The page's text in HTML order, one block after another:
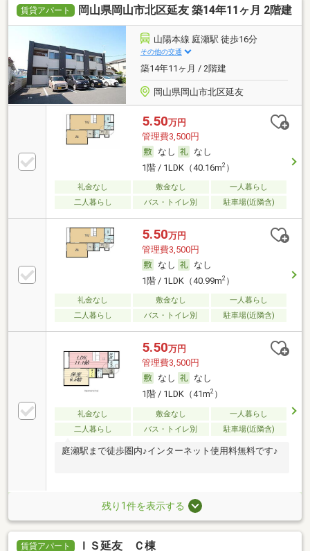
賃貸アパート 岡山県岡山市北区延友 築14年11ヶ月 2階建
山陽本線 庭瀬駅 徒歩16分
その他の交通
築14年11ヶ月 / 2階建
岡山県岡山市北区延友
5.50万円
管理費3,500円
なし
なし
1階 / 1LDK（40.16m2）
礼金なし 敷金なし
一人暮らし
二人暮らし
バス・トイレ別 駐車場(近隣含)
5.50万円
管理費3,500円
なし
なし
1階 / 1LDK（40.99m2）
礼金なし 敷金なし
一人暮らし
二人暮らし
バス・トイレ別 駐車場(近隣含)
5.50万円
管理費3,500円
なし
なし
1階 / 1LDK（41m2）
礼金なし 敷金なし
一人暮らし
二人暮らし
バス・トイレ別 駐車場(近隣含)
庭瀬駅まで徒歩圏内♪インターネット使用料無料です♪
残り1件を表示する
賃貸アパート ＩＳ延友 Ｃ棟